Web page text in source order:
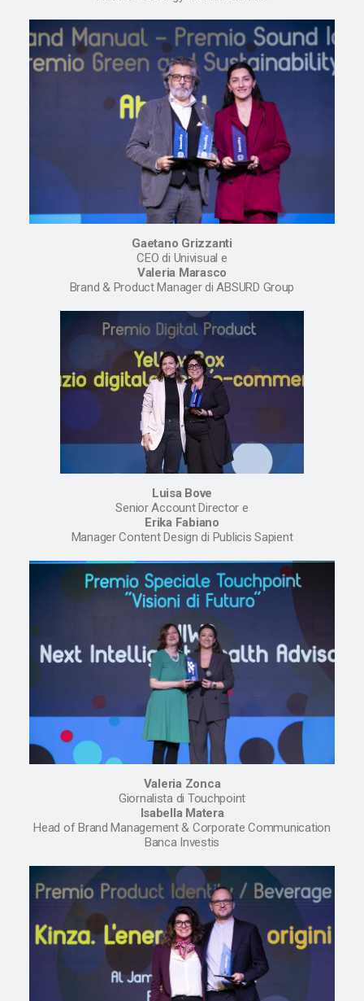
Gaetano Grizzanti
CEO di Univisual e
Valeria Marasco
Brand & Product Manager di ABSURD Group
Luisa Bove
Senior Account Director e
Erika Fabiano
Manager Content Design di Publicis Sapient
Valeria Zonca
Giornalista di Touchpoint
Isabella Matera
Head of Brand Management & Corporate Communication
Banca Investis